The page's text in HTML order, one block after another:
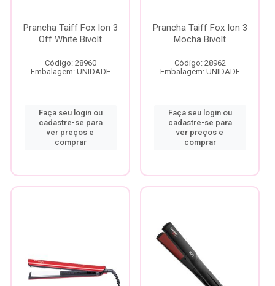
Prancha Taiff Fox Ion 3
Off White Bivolt
Código: 28960
Embalagem: UNIDADE
Faça seu login ou
cadastre-se para
ver preços e
comprar
Prancha Taiff Fox Ion 3
Mocha Bivolt
Código: 28962
Embalagem: UNIDADE
Faça seu login ou
cadastre-se para
ver preços e
comprar